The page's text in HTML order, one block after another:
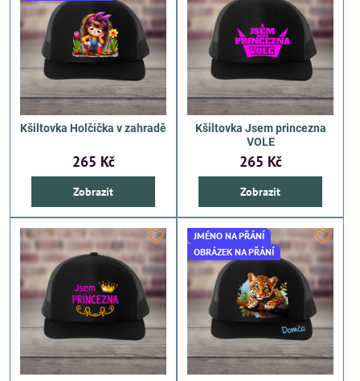
Kšiltovka Holčička v zahradě
265 Kč
Zobrazit
Kšiltovka Jsem princezna
VOLE
265 Kč
Zobrazit
JMÉNO NA PŘÁNÍ
OBRÁZEK NA PŘÁNÍ